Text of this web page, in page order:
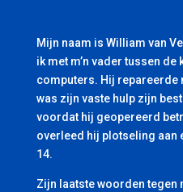
Mijn naam is William van
ik met m’n vader tussen de
computers. Hij repareerde
was zijn vaste hulp zijn
voordat hij geopereerd
overleed hij plotseling aan
14.
Zijn laatste woorden tegen